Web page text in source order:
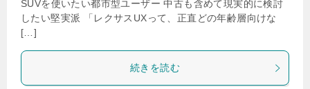
SUVを使いたい都市型ユーザー 中古も含めて現実的に検討
したい堅実派 「レクサスUXって、正直どの年齢層向けな
[…]
続きを読む